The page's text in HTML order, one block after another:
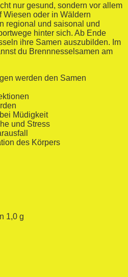
nur gesund, sondern vor allem
Wiesen oder in Wäldern
regional und saisonal und
hinter sich. Ab Ende
ihre Samen auszubilden. Im
du Brennnesselsamen am
werden den Samen
Müdigkeit
und Stress
des Körpers
1,0 g